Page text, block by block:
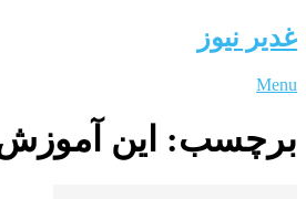
غدیر نیوز
Menu
برچسب: این